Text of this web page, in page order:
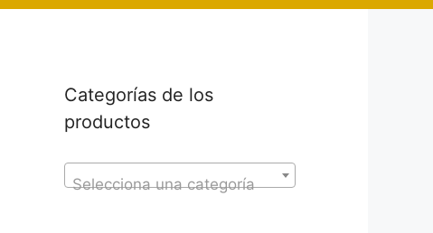
Categorías de los
productos
Selecciona una categoría